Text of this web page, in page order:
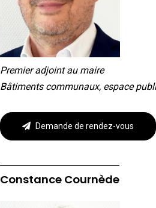
Premier adjoint au maire
Bâtiments communaux, espace
Demande de rendez-vous
Constance Cournède